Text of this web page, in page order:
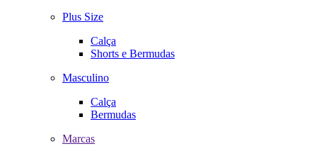
Plus Size
Calça
Shorts e Bermudas
Masculino
Calça
Bermudas
Marcas